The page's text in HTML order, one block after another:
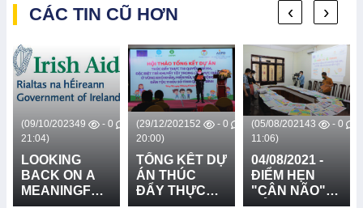
CÁC TIN CŨ HƠN
(09/10/2023
21:04)
49 - 0
LOOKING
BACK ON A
MEANINGFUL
(29/12/2021
20:00)
52 - 0
TỔNG KẾT DỰ
ÁN THÚC
ĐẨY THỰC
(05/08/2021
11:06)
43 - 0
04/08/2021 -
ĐIỂM HẸN
"CÂN NÃO"
‹ ›